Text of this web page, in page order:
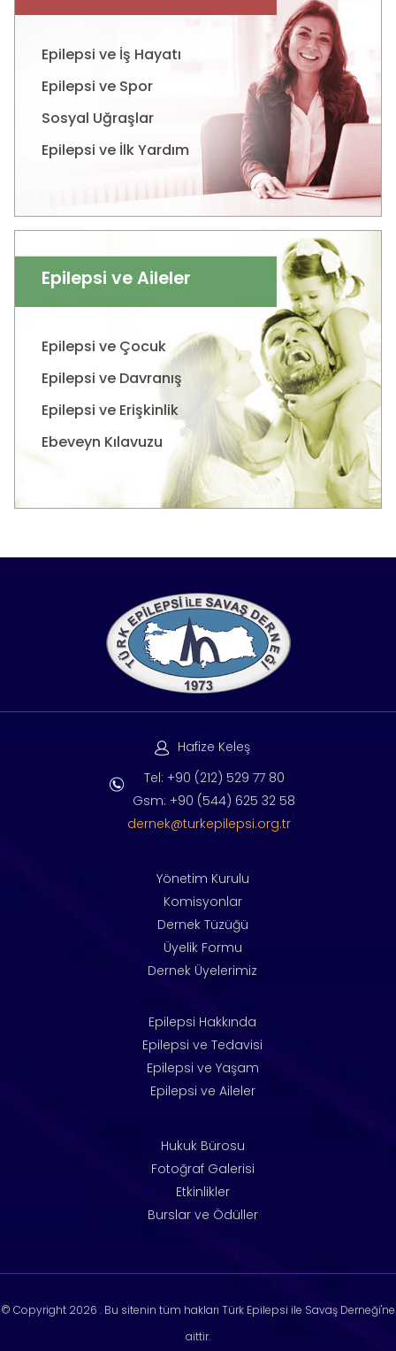
Epilepsi ve İş Hayatı
Epilepsi ve Spor
Sosyal Uğraşlar
Epilepsi ve İlk Yardım
Epilepsi ve Aileler
Epilepsi ve Çocuk
Epilepsi ve Davranış
Epilepsi ve Erişkinlik
Ebeveyn Kılavuzu
Hafize Keleş
Tel: +90 (212) 529 77 80
Gsm: +90 (544) 625 32 58
dernek@turkepilepsi.org.tr
Yönetim Kurulu
Komisyonlar
Dernek Tüzüğü
Üyelik Formu
Dernek Üyelerimiz
Epilepsi Hakkında
Epilepsi ve Tedavisi
Epilepsi ve Yaşam
Epilepsi ve Aileler
Hukuk Bürosu
Fotoğraf Galerisi
Etkinlikler
Burslar ve Ödüller
© Copyright 2026 . Bu sitenin tüm hakları Türk Epilepsi ile Savaş Derneği'ne
aittir.